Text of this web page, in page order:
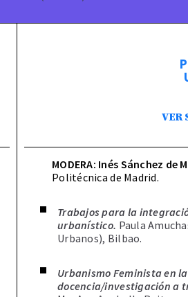
VER
MODERA: Inés Sánchez de
Politécnica de Madrid.
Trabajos para la
urbanístico. Paula
Urbanos), Bilbao.
Urbanismo Feminista en
docencia/investigación a